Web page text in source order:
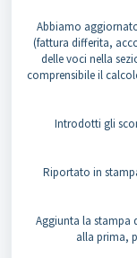
Abbiamo
(fattura differita,
delle voci nella
comprensibile il
Introdotti gli
Riportato in
Aggiunta la stampa
alla prima,